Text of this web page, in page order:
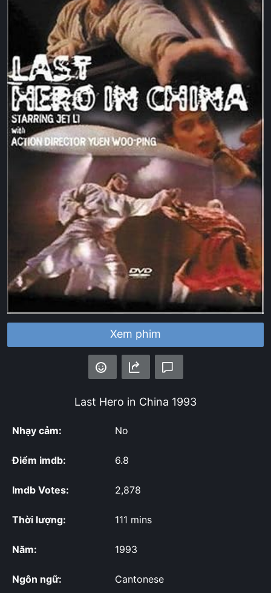
Xem phim
Last Hero in China 1993
Nhạy cảm: No
Điểm imdb: 6.8
Imdb Votes: 2,878
Thời lượng: 111 mins
Năm: 1993
Ngôn ngữ: Cantonese